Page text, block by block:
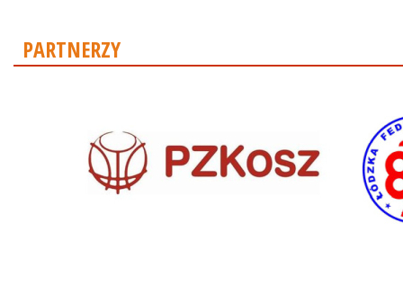
PARTNERZY